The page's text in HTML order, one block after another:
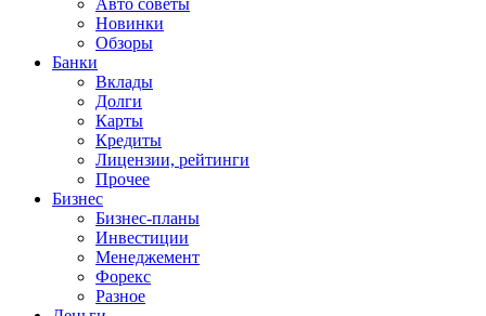
Авто советы
Новинки
Обзоры
Банки
Вклады
Долги
Карты
Кредиты
Лицензии, рейтинги
Прочее
Бизнес
Бизнес-планы
Инвестиции
Менеджемент
Форекс
Разное